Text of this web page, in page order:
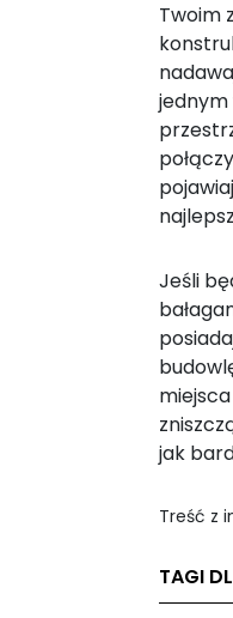
Twoim
Jeśli
jak
Treść z
TAGI